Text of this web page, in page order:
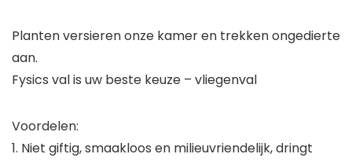
Planten versieren onze kamer en trekken ongedierte
aan.
Fysics val is uw beste keuze – vliegenval
Voordelen:
1. Niet giftig, smaakloos en milieuvriendelijk, dringt